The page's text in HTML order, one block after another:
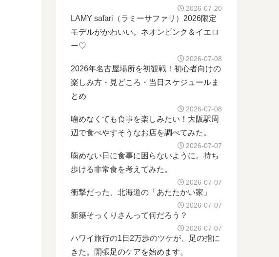
2026-07-20
LAMY safari（ラミーサファリ）2026限定
モデルがかわいい。ネオンピンク＆イエロ
ー♡
2026-07-08
2026年名古屋場所を初観戦！初心者向けの
楽しみ方・見どころ・当日スケジュールま
とめ
2026-07-08
噛めなくても食事を楽しみたい！大阪駅周
辺で食べやすそうなお店を調べてみた。
2026-07-07
噛めない日に食事に困らないように。持ち
歩ける非常食を考えてみた。
2026-07-07
衝撃だった、北海道の「あたたかい家」
2026-07-07
新築そっくりさんって何だろう？
2026-07-07
ハワイ旅行の1日2万歩のツケが、足の指に
きた。開張足のケアを始めます。